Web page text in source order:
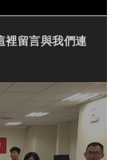
裡留言與我們連